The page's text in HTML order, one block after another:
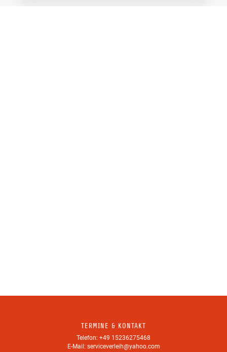
TERMINE & KONTAKT
Telefon: +49 15236275468
E-Mail: serviceverleih@yahoo.com